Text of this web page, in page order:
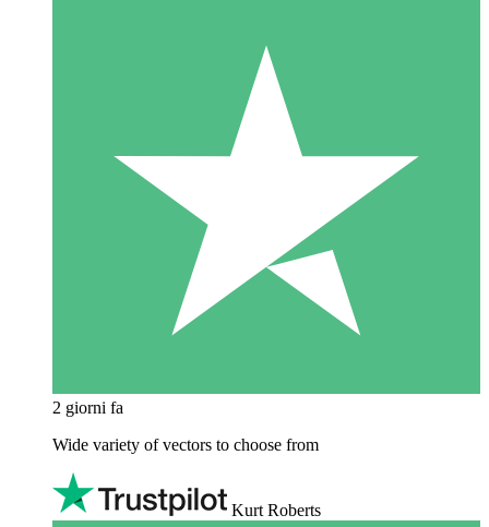
2 giorni fa
Wide variety of vectors to choose from
Kurt Roberts